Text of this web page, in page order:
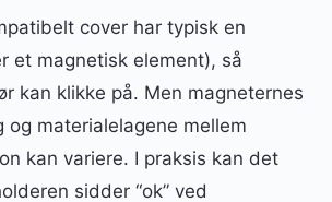
cover har typisk en
et magnetisk element), så
kan klikke på. Men magneternes
og materialelagene mellem
kan variere. I praksis kan det
sidder “ok” ved